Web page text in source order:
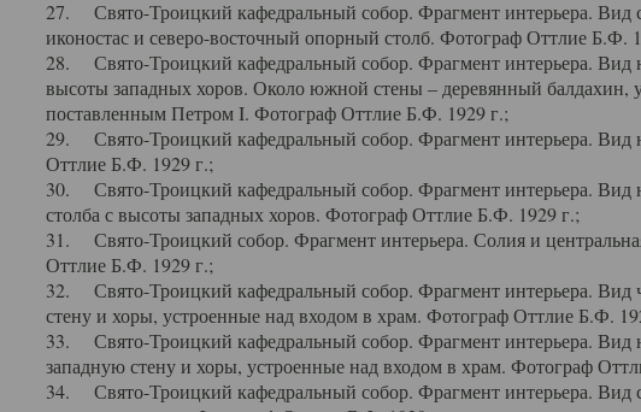
27. Свято-Троицкий кафедральный собор. Фрагмент интерьера. Вид
иконостас и северо-восточный опорный столб. Фотограф Оттлие Б.Ф.
28. Свято-Троицкий кафедральный собор. Фрагмент интерьера. Вид
высоты западных хоров. Около южной стены – деревянный балдахин,
поставленным Петром I. Фотограф Оттлие Б.Ф. 1929 г.;
29. Свято-Троицкий кафедральный собор. Фрагмент интерьера. Вид
Оттлие Б.Ф. 1929 г.;
30. Свято-Троицкий кафедральный собор. Фрагмент интерьера.
столба с высоты западных хоров. Фотограф Оттлие Б.Ф. 1929 г.;
31. Свято-Троицкий собор. Фрагмент интерьера. Солия и
Оттлие Б.Ф. 1929 г.;
32. Свято-Троицкий кафедральный собор. Фрагмент интерьера. Вид
стену и хоры, устроенные над входом в храм. Фотограф Оттлие Б.Ф.
33. Свято-Троицкий кафедральный собор. Фрагмент интерьера. Вид
западную стену и хоры, устроенные над входом в храм. Фотограф
34. Свято-Троицкий кафедральный собор. Фрагмент интерьера. Вид